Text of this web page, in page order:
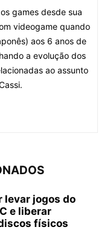
games desde sua
videogame quando
aos 6 anos de
a evolução dos
ao assunto
levar jogos do
e liberar
físicos